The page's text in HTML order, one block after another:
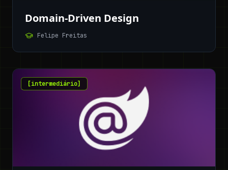
Domain-Driven Design
Felipe Freitas
[intermediário]